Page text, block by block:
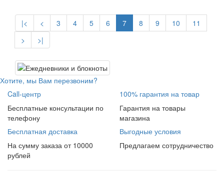
|< < 3 4 5 6 7 8 9 10
11
>
>|
Хотите, мы Вам перезвоним?
Call-центр
Бесплатные консультации по
телефону
100% гарантия на товар
Гарантия на товары
магазина
Бесплатная доставка
На сумму заказа от 10000
рублей
Выгодные условия
Предлагаем сотрудничество